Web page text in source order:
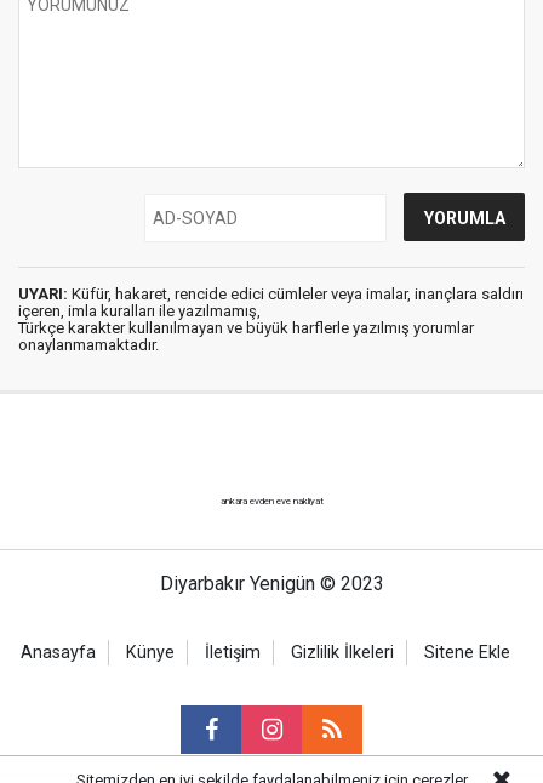
UYARI: Küfür, hakaret, rencide edici cümleler veya imalar, inançlara saldırı
içeren, imla kuralları ile yazılmamış,
Türkçe karakter kullanılmayan ve büyük harflerle yazılmış yorumlar
onaylanmamaktadır.
ankara evden eve nakliyat
Diyarbakır Yenigün © 2023
Anasayfa Künye İletişim Gizlilik İlkeleri Sitene Ekle